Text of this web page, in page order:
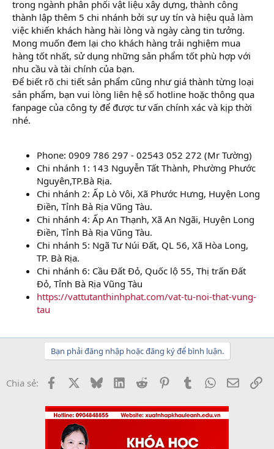
trong ngành phân phối vật liệu xây dựng, thành công
thành lập thêm 5 chi nhánh bởi sự uy tín và hiệu quả làm
việc khiến khách hàng hài lòng và ngày càng tin tưởng.
Mong muốn đem lại cho khách hàng trải nghiệm mua
hàng tốt nhất, sử dụng những sản phẩm tốt phù hợp với
nhu cầu và tài chính của bạn.
Để biết rõ chi tiết sản phẩm cũng như giá thành từng loại
sản phẩm, bạn vui lòng liên hệ số hotline hoặc thông qua
fanpage của công ty để được tư vấn chính xác và kịp thời
nhé.
Phone: 0909 786 297 - 02543 052 272 (Mr Tường)
Chi nhánh 1: 143 Nguyễn Tất Thành, Phường Phước
Nguyên,TP.Bà Rịa.
Chi nhánh 2: Ấp Lò Vôi, Xã Phước Hưng, Huyện Long
Điền, Tỉnh Bà Rịa Vũng Tàu.
Chi nhánh 4: Ấp An Thạnh, Xã An Ngãi, Huyện Long
Điền, Tỉnh Bà Rịa Vũng Tàu.
Chi nhánh 5: Ngã Tư Núi Đất, QL 56, Xã Hòa Long,
TP. Bà Rịa.
Chi nhánh 6: Cầu Đất Đỏ, Quốc lộ 55, Thị trấn Đất
Đỏ, Tỉnh Bà Rịa Vũng Tàu
https://vattutanthinhphat.com/vat-tu-noi-that-vung-
tau
Bạn phải đăng nhập hoặc đăng ký để bình luận.
Chia sẻ: Facebook BlueskyLinkedInReddit PinterestTumblrWhatsApp
Email